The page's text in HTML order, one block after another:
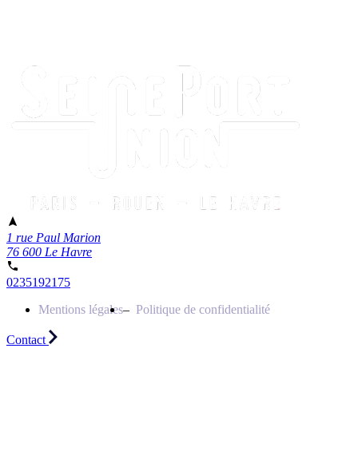
1 rue Paul Marion
76 600 Le Havre
0235192175
Mentions légales
Politique de confidentialité
Contact